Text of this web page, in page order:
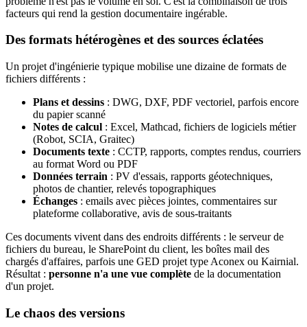
facteurs qui rend la gestion documentaire ingérable.
Des formats hétérogènes et des sources éclatées
Un projet d'ingénierie typique mobilise une dizaine de formats de
fichiers différents :
Plans et dessins : DWG, DXF, PDF vectoriel, parfois encore
du papier scanné
Notes de calcul : Excel, Mathcad, fichiers de logiciels métier
(Robot, SCIA, Graitec)
Documents texte : CCTP, rapports, comptes rendus, courriers
au format Word ou PDF
Données terrain : PV d'essais, rapports géotechniques,
photos de chantier, relevés topographiques
Échanges : emails avec pièces jointes, commentaires sur
plateforme collaborative, avis de sous-traitants
Ces documents vivent dans des endroits différents : le serveur de
fichiers du bureau, le SharePoint du client, les boîtes mail des
chargés d'affaires, parfois une GED projet type Aconex ou Kairnial.
Résultat : personne n'a une vue complète de la documentation
d'un projet.
Le chaos des versions